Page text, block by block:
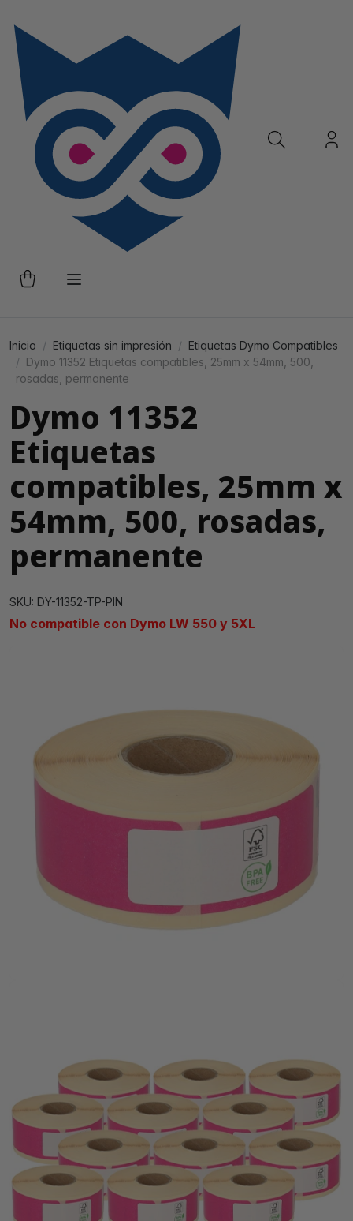
Inicio Etiquetas sin impresión
Etiquetas Dymo Compatibles
Dymo 11352 Etiquetas compatibles, 25mm x 54mm, 500,
rosadas, permanente
Dymo 11352
Etiquetas
compatibles, 25mm x
54mm, 500, rosadas,
permanente
SKU: DY-11352-TP-PIN
No compatible con Dymo LW 550 y 5XL